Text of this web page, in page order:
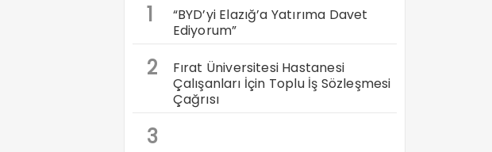
1
“BYD’yi Elazığ’a Yatırıma Davet
Ediyorum”
2
Fırat Üniversitesi Hastanesi
Çalışanları İçin Toplu İş Sözleşmesi
Çağrısı
3